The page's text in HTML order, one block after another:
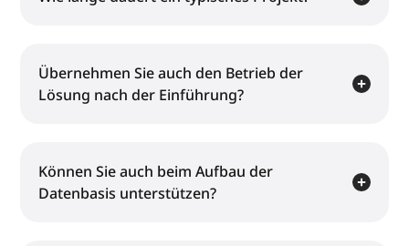
Übernehmen Sie auch den Betrieb der
Lösung nach der Einführung?
Können Sie auch beim Aufbau der
Datenbasis unterstützen?